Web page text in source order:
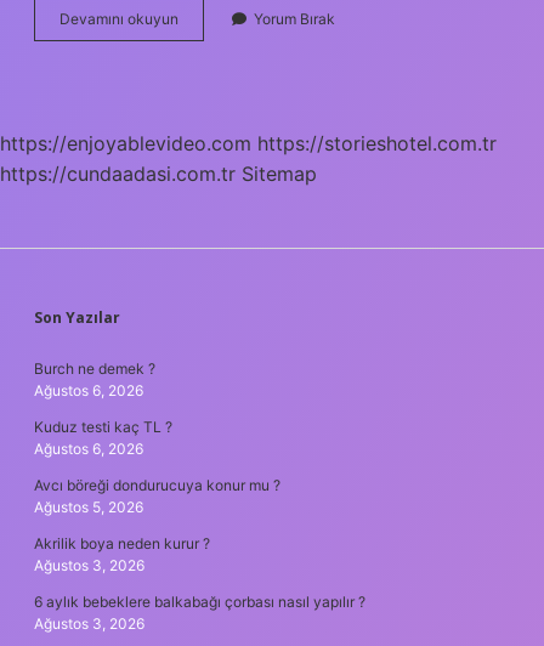
Devamını okuyun Toplumsallaşma
Yaklaşımı
Yorum Bırak
https://enjoyablevideo.com https://storieshotel.com.tr
https://cundaadasi.com.tr Sitemap
SIDEBAR
Son Yazılar
Burch ne demek ?
Ağustos 6, 2026
Kuduz testi kaç TL ?
Ağustos 6, 2026
Avcı böreği dondurucuya konur mu ?
Ağustos 5, 2026
Akrilik boya neden kurur ?
Ağustos 3, 2026
6 aylık bebeklere balkabağı çorbası nasıl yapılır ?
Ağustos 3, 2026